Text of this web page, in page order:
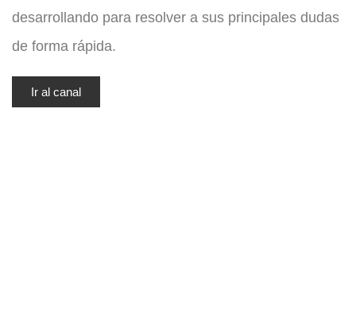
desarrollando para resolver a sus principales dudas
de forma rápida.
Ir al canal